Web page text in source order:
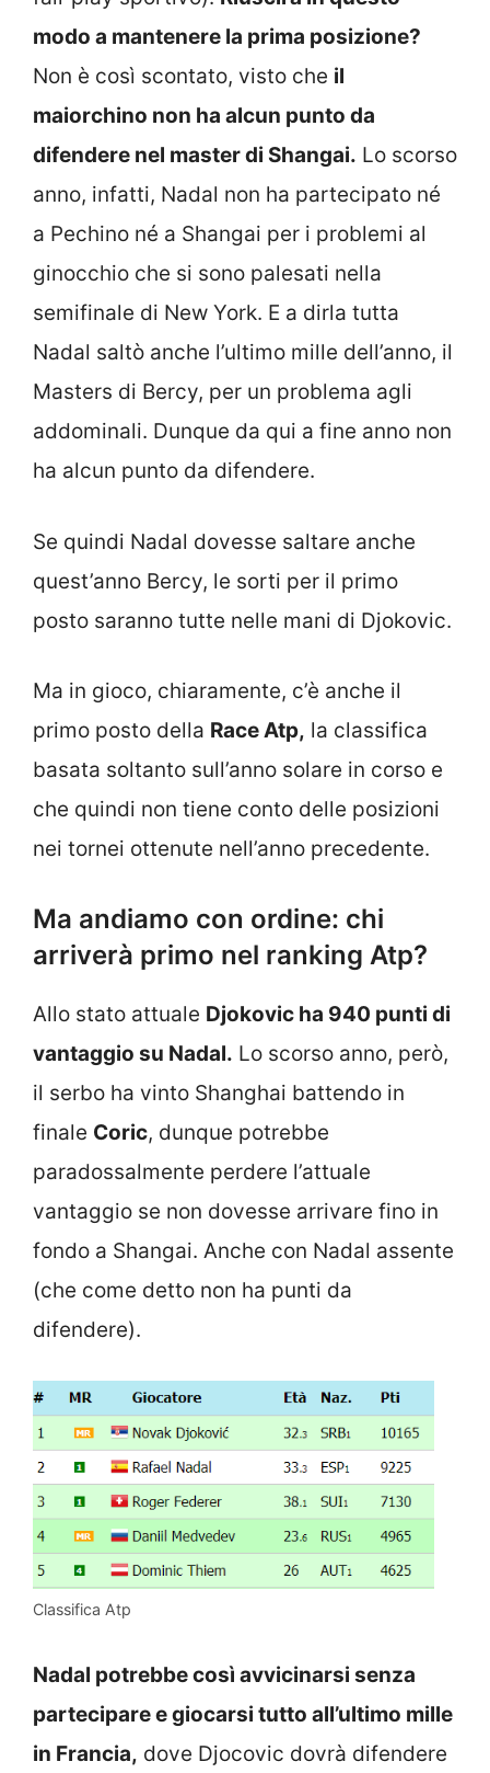
modo a mantenere la prima posizione?
Non è così scontato, visto che il
maiorchino non ha alcun punto da
difendere nel master di Shangai. Lo scorso
anno, infatti, Nadal non ha partecipato né
a Pechino né a Shangai per i problemi al
ginocchio che si sono palesati nella
semifinale di New York. E a dirla tutta
Nadal saltò anche l’ultimo mille dell’anno, il
Masters di Bercy, per un problema agli
addominali. Dunque da qui a fine anno non
ha alcun punto da difendere.
Se quindi Nadal dovesse saltare anche
quest’anno Bercy, le sorti per il primo
posto saranno tutte nelle mani di Djokovic.
Ma in gioco, chiaramente, c’è anche il
primo posto della Race Atp, la classifica
basata soltanto sull’anno solare in corso e
che quindi non tiene conto delle posizioni
nei tornei ottenute nell’anno precedente.
Ma andiamo con ordine: chi
arriverà primo nel ranking Atp?
Allo stato attuale Djokovic ha 940 punti di
vantaggio su Nadal. Lo scorso anno, però,
il serbo ha vinto Shanghai battendo in
finale Coric, dunque potrebbe
paradossalmente perdere l’attuale
vantaggio se non dovesse arrivare fino in
fondo a Shangai. Anche con Nadal assente
(che come detto non ha punti da
difendere).
Classifica Atp
Nadal potrebbe così avvicinarsi senza
partecipare e giocarsi tutto all’ultimo mille
in Francia, dove Djocovic dovrà difendere